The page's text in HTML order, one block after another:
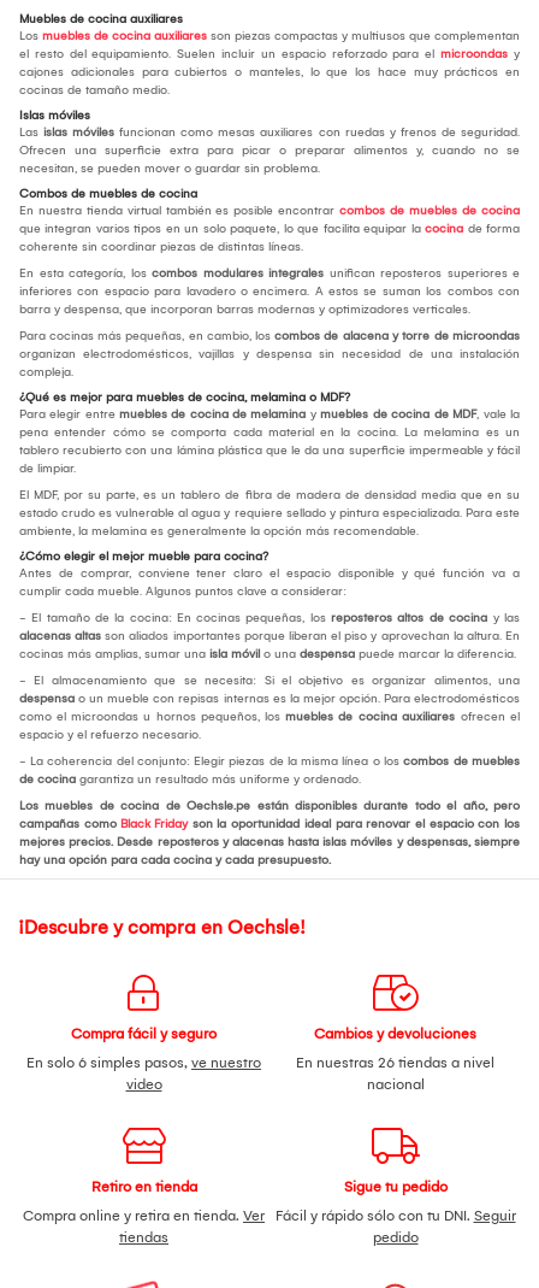
Muebles de cocina auxiliares
Los muebles de cocina auxiliares son piezas compactas y multiusos que complementan
el resto del equipamiento. Suelen incluir un espacio reforzado para el microondas y
cajones adicionales para cubiertos o manteles, lo que los hace muy prácticos en
cocinas de tamaño medio.
Islas móviles
Las islas móviles funcionan como mesas auxiliares con ruedas y frenos de seguridad.
Ofrecen una superficie extra para picar o preparar alimentos y, cuando no se
necesitan, se pueden mover o guardar sin problema.
Combos de muebles de cocina
En nuestra tienda virtual también es posible encontrar combos de muebles de cocina
que integran varios tipos en un solo paquete, lo que facilita equipar la cocina de forma
coherente sin coordinar piezas de distintas líneas.
En esta categoría, los combos modulares integrales unifican reposteros superiores e
inferiores con espacio para lavadero o encimera. A estos se suman los combos con
barra y despensa, que incorporan barras modernas y optimizadores verticales.
Para cocinas más pequeñas, en cambio, los combos de alacena y torre de microondas
organizan electrodomésticos, vajillas y despensa sin necesidad de una instalación
compleja.
¿Qué es mejor para muebles de cocina, melamina o MDF?
Para elegir entre muebles de cocina de melamina y muebles de cocina de MDF, vale la
pena entender cómo se comporta cada material en la cocina. La melamina es un
tablero recubierto con una lámina plástica que le da una superficie impermeable y fácil
de limpiar.
El MDF, por su parte, es un tablero de fibra de madera de densidad media que en su
estado crudo es vulnerable al agua y requiere sellado y pintura especializada. Para este
ambiente, la melamina es generalmente la opción más recomendable.
¿Cómo elegir el mejor mueble para cocina?
Antes de comprar, conviene tener claro el espacio disponible y qué función va a
cumplir cada mueble. Algunos puntos clave a considerar:
- El tamaño de la cocina: En cocinas pequeñas, los reposteros altos de cocina y las
alacenas altas son aliados importantes porque liberan el piso y aprovechan la altura. En
cocinas más amplias, sumar una isla móvil o una despensa puede marcar la diferencia.
- El almacenamiento que se necesita: Si el objetivo es organizar alimentos, una
despensa o un mueble con repisas internas es la mejor opción. Para electrodomésticos
como el microondas u hornos pequeños, los muebles de cocina auxiliares ofrecen el
espacio y el refuerzo necesario.
- La coherencia del conjunto: Elegir piezas de la misma línea o los combos de muebles
de cocina garantiza un resultado más uniforme y ordenado.
Los muebles de cocina de Oechsle.pe están disponibles durante todo el año, pero
campañas como Black Fridayson la oportunidad ideal para renovar el espacio con los
mejores precios. Desde reposteros y alacenas hasta islas móviles y despensas, siempre
hay una opción para cada cocina y cada presupuesto.
¡Descubre y compra en Oechsle!
Compra fácil y seguro
En solo 6 simples pasos, ve nuestro
video
Cambios y devoluciones
En nuestras 26 tiendas a nivel
nacional
Retiro en tienda
Compra online y retira en tienda. Ver
tiendas
Sigue tu pedido
Fácil y rápido sólo con tu DNI. Seguir
pedido